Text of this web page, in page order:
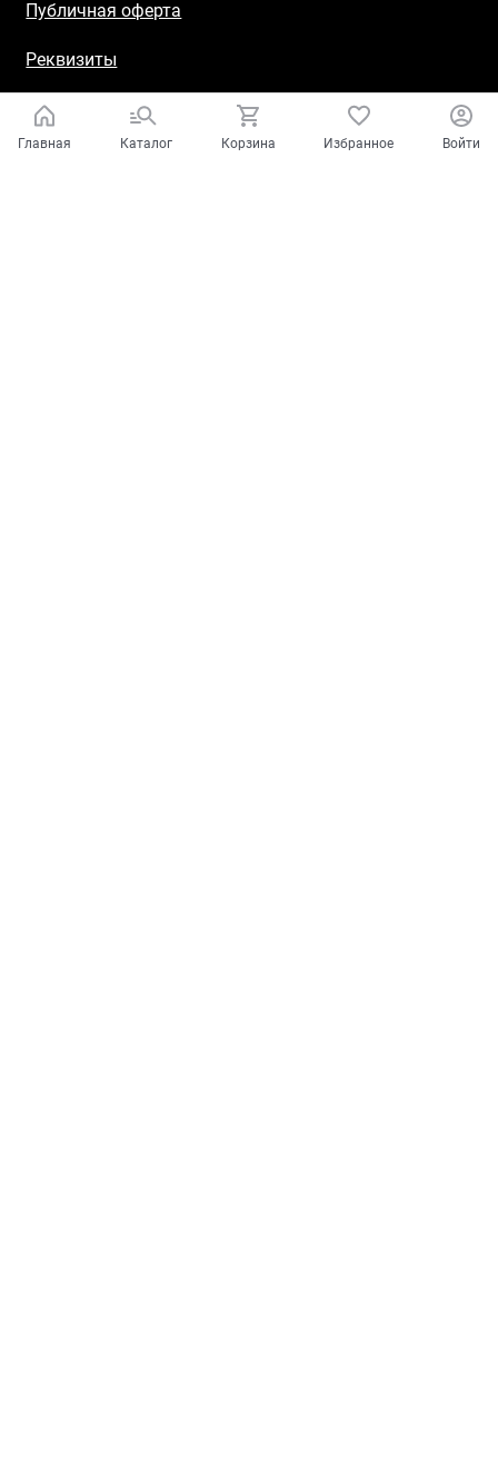
Публичная оферта
Реквизиты
Главная Каталог Корзина Избранное Войти